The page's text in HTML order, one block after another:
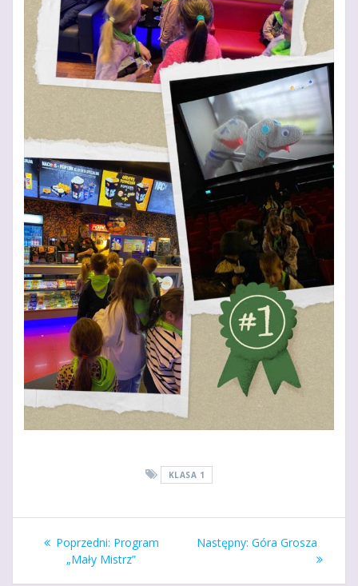
KLASA 1
Nawigacja
wpisu
Poprzedni: Poprzedni
wpis:
Program
„Mały Mistrz”
Następny: Następny
Góra Grosza